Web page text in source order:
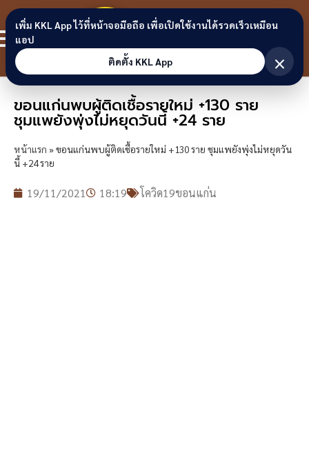
Skip to content
ขอนแก่น
ลิงก์
ขอนแก่นพบผู้ติดเชื้อรายใหม่ +130 ราย
ชุมแพยังพุ่งไม่หยุดวันนี้ +24 ราย
หน้าแรก »ขอนแก่นพบผู้ติดเชื้อรายใหม่ +130 ราย ชุมแพยังพุ่งไม่หยุดวัน
นี้ +24 ราย
19/11/2021 18:19 โควิด19ขอนแก่น
เพิ่ม KKL App ไว้ที่หน้าจอมือถือ เพื่อเปิดใช้งานได้รวดเร็วเหมือน
แอป
ติดตั้ง KKL App
×